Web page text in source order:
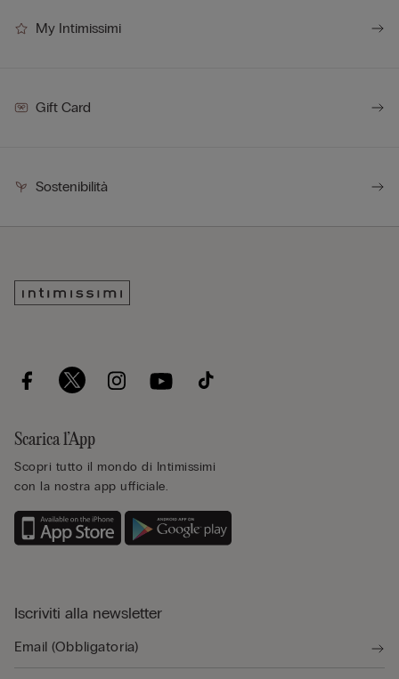
My Intimissimi
Gift Card
Sostenibilità
Scarica l’App
Scopri tutto il mondo di Intimissimi
con la nostra app ufficiale.
Iscriviti alla newsletter